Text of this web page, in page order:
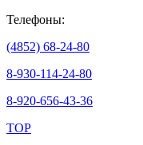
Телефоны:
(4852) 68-24-80
8-930-114-24-80
8-920-656-43-36
TOP